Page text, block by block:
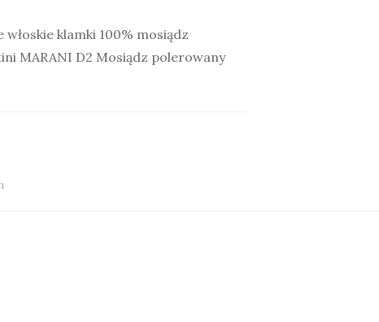
włoskie klamki 100% mosiądz
MARANI D2 Mosiądz polerowany